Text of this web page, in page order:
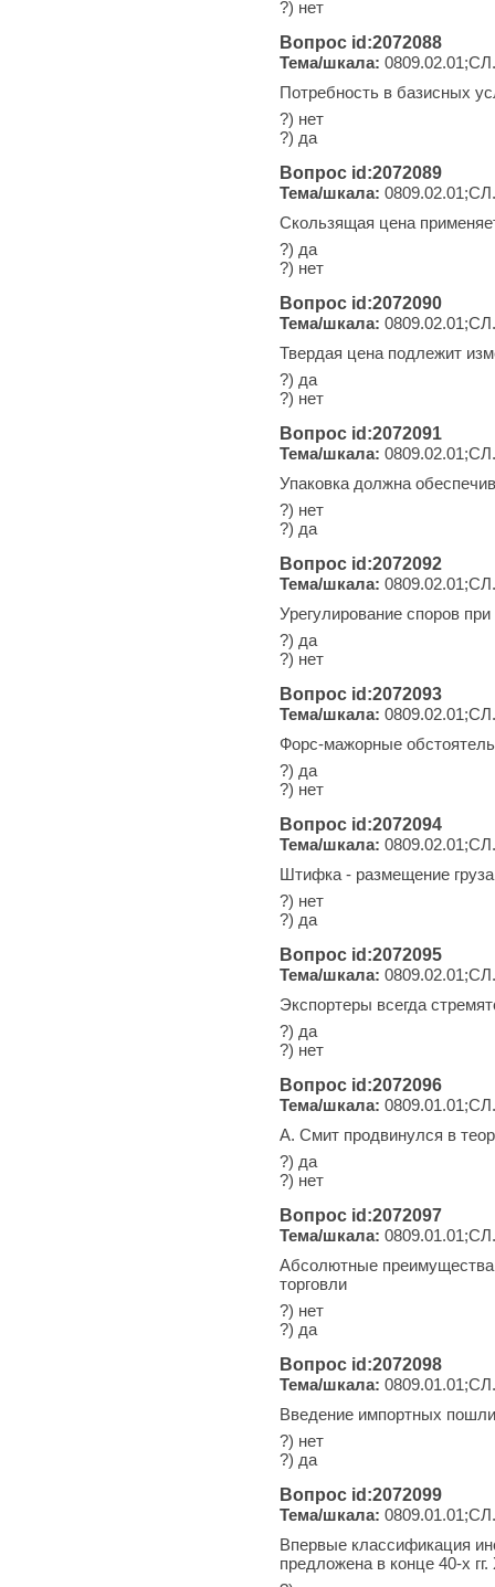
?) нет
Вопрос id:2072088
Тема/шкала:
Потребность в базисных
?) нет
?) да
Вопрос id:2072089
Тема/шкала:
Скользящая цена
?) да
?) нет
Вопрос id:2072090
Тема/шкала:
Твердая цена подлежит
?) да
?) нет
Вопрос id:2072091
Тема/шкала:
Упаковка должна
?) нет
?) да
Вопрос id:2072092
Тема/шкала:
Урегулирование споров
?) да
?) нет
Вопрос id:2072093
Тема/шкала:
Форс-мажорные
?) да
?) нет
Вопрос id:2072094
Тема/шкала:
Штифка - размещение
?) нет
?) да
Вопрос id:2072095
Тема/шкала:
Экспортеры всегда
?) да
?) нет
Вопрос id:2072096
Тема/шкала:
А. Смит продвинулся в
?) да
?) нет
Вопрос id:2072097
Тема/шкала:
Абсолютные преимущества
торговли
?) нет
?) да
Вопрос id:2072098
Тема/шкала:
Введение импортных
?) нет
?) да
Вопрос id:2072099
Тема/шкала:
Впервые классификация
предложена в конце 40-х гг.